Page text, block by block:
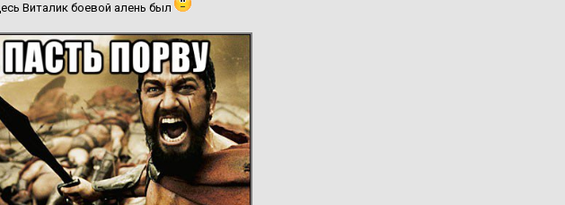
Виталик боевой алень был